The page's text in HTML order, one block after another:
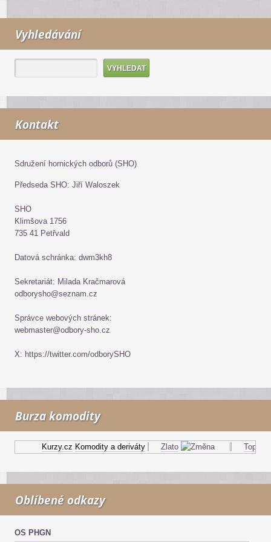
Vyhledávání
Kontakt
Sdružení hornických odborů (SHO)
Předseda SHO: Jiří Waloszek
SHO
Klimšova 1756
735 41 Petřvald
Datová schránka: dwm3kh8
Sekretariát: Milada Kračmarová
odborysho@seznam.cz
Správce webových stránek:
webmaster@odbory-sho.cz
X: https://twitter.com/odborySHO
Burza komodity
Kurzy.cz Komodity a deriváty Zlato Topný olej
Oblíbené odkazy
OS PHGN